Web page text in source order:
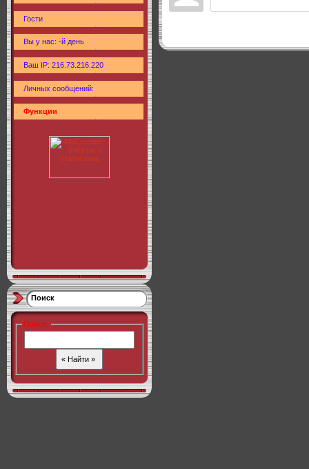
Гости
Вы у нас: -й день
Ваш IP: 216.73.216.220
Личных сообщений:
Функции
Поиск
Поиск: